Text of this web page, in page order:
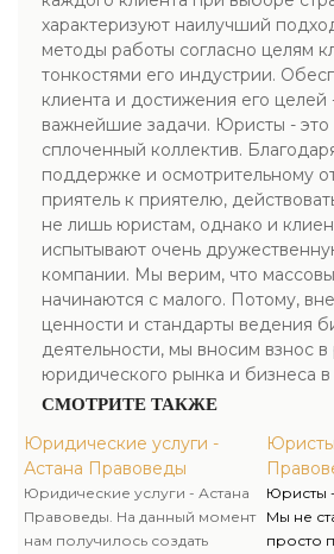
характеризуют наилучший
методы работы согласно целям
тонкостями его индустрии.
клиента и достижения его
важнейшие задачи. Юристы - это
сплоченный коллектив.
поддержке и осмотрительному
приятель к приятелю,
не лишь юристам, однако и
испытывают очень
компании. Мы верим, что
начинаются с малого. Потому,
ценности и стандарты ведения
деятельности, мы вносим взнос в
юридического рынка и бизнеса
СМОТРИТЕ ТАКЖЕ
Юридические услуги -
Астана Правоведы
Юридические услуги - Астана
Правоведы. На данный момент
нам получилось создать
Юристы
Мы не
просто